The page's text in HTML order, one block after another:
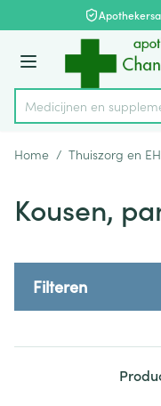
Ga naar de inhoud
Menu
Product, merk,
Medicijn
Home / Thuiszorg en
Kousen,
Filteren